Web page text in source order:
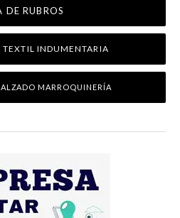
DE RUBROS
TEXTIL INDUMENTARIA
MARROQUINERÍA